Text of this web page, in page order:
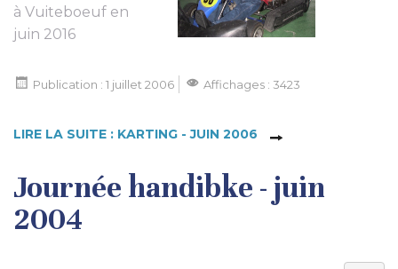
à Vuiteboeuf en
juin 2016
Publication : 1 juillet 2006 Affichages : 3423
LIRE LA SUITE : KARTING - JUIN 2006
Journée handibke - juin
2004